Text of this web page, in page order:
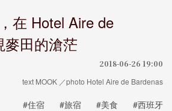
在 Hotel Aire de
麥田的滄茫
2018-06-26 19:00
text MOOK ／photo Hotel Aire de Bardenas
#住宿 #旅宿 #美食 #西班牙